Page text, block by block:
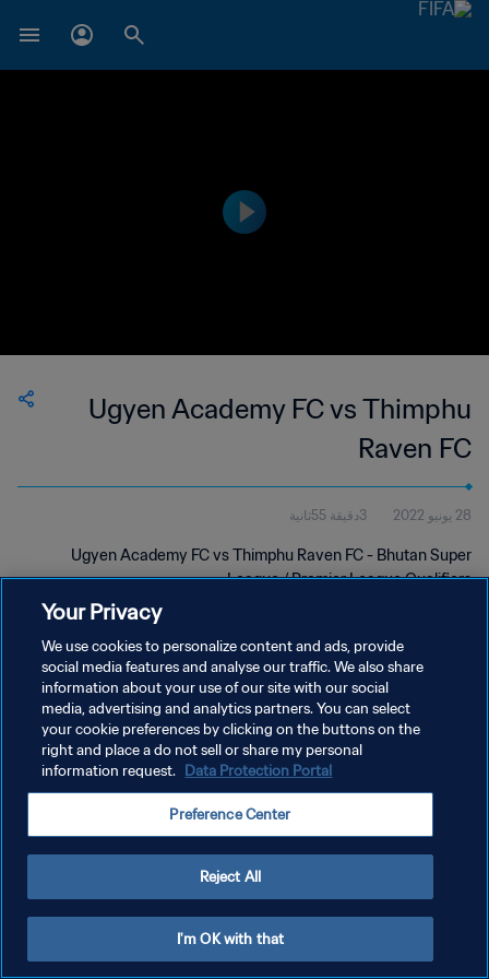
Ugyen Academy FC vs Thimphu
Raven FC
28 يونيو 2022 3دقيقة 55ثانية
Ugyen Academy FC vs Thimphu Raven FC - Bhutan Super
League / Premier League Qualifiers
سياسة الخصوصية
إدارة تفضيلات ملفات تعريف الارتباط
Your Privacy
We use cookies to personalize content and ads, provide
social media features and analyse our traffic. We also share
information about your use of our site with our social
media, advertising and analytics partners. You can select
your cookie preferences by clicking on the buttons on the
right and place a do not sell or share my personal
information request. Data Protection Portal
Preference Center
Reject All
I'm OK with that